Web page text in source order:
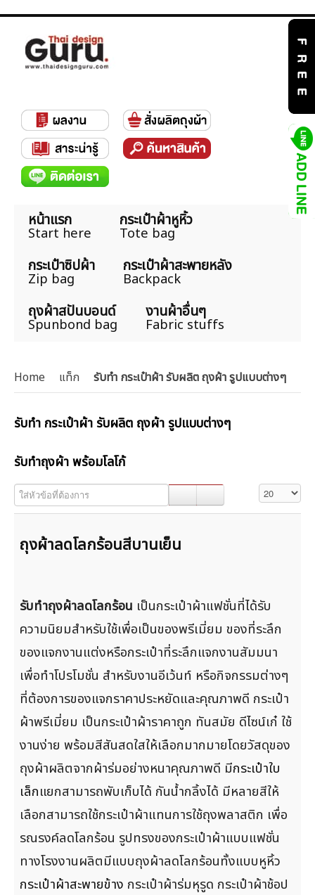
หน้าแรก
Start here
กระเป๋าผ้าหูหิ้ว
Tote bag
กระเป๋าซิปผ้า
Zip bag
กระเป๋าผ้าสะพายหลัง
Backpack
ถุงผ้าสปันบอนด์
Spunbond bag
งานผ้าอื่นๆ
Fabric stuffs
Home แท็ก รับทำ กระเป๋าผ้า รับผลิต ถุงผ้า รูปแบบต่างๆ
รับทำ กระเป๋าผ้า รับผลิต ถุงผ้า รูปแบบต่างๆ
รับทำถุงผ้า พร้อมโลโก้
ใส่หัวข้อที่ต้องการ แสดง #
ถุงผ้าลดโลกร้อนสีบานเย็น
รับทำถุงผ้าลดโลกร้อน เป็นกระเป๋าผ้าแฟชั่นที่ได้รับ
ความนิยมสำหรับใช้เพื่อเป็นของพรีเมี่ยม ของที่ระลึก
ของแจกงานแต่งหรือกระเป๋าที่ระลึกแจกงานสัมมนา
เพื่อทำโปรโมชั่น สำหรับงานอีเว้นท์ หรือกิจกรรมต่างๆ
ที่ต้องการของแจกราคาประหยัดและคุณภาพดี กระเป๋า
ผ้าพรีเมี่ยม เป็นกระเป๋าผ้าราคาถูก ทันสมัย ดีไซน์เก๋ ใช้
งานง่าย พร้อมสีสันสดใสให้เลือกมากมายโดยวัสดุของ
ถุงผ้าผลิตจากผ้าร่มอย่างหนาคุณภาพดี มีกระเป๋าใบ
เล็กแยกสามารถพับเก็บได้ กันน้ำกลิ้งได้ มีหลายสีให้
เลือกสามารถใช้กระเป๋าผ้าแทนการใช้ถุงพลาสติก เพื่อ
รณรงค์ลดโลกร้อน รูปทรงของกระเป๋าผ้าแบบแฟชั่น
ทางโรงงานผลิตมีแบบถุงผ้าลดโลกร้อนทั้งแบบหูหิ้ว
กระเป๋าผ้าสะพายข้าง กระเป๋าผ้าร่มหุรูด กระเป๋าผ้าช้อป